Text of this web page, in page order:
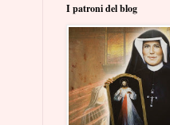
I patroni del blog